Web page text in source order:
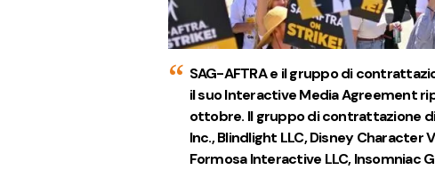
SAG-AFTRA e il gruppo di
il suo Interactive Media Agreement
ottobre. Il gruppo di contrattazione
Inc., Blindlight LLC, Disney
Formosa Interactive LLC, Insomniac